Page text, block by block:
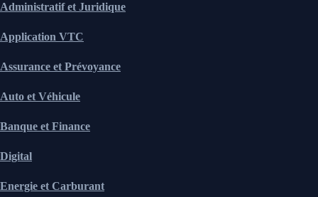
Administratif et Juridique
Application VTC
Assurance et Prévoyance
Auto et Véhicule
Banque et Finance
Digital
Energie et Carburant